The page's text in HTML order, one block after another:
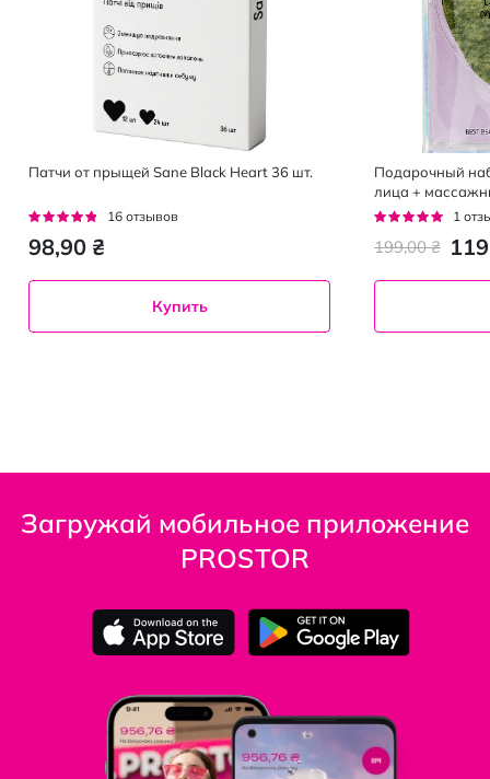
Патчи от прыщей Sane Black Heart 36 шт.
Рейтинг:
16 отзывов
98,90 ₴
Купить
Подарочный
лица +
Рейтинг:
1
199,00 ₴
Загружай мобильное приложение
PROSTOR